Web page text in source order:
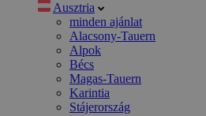
Ausztria
minden ajánlat
Alacsony-Tauern
Alpok
Bécs
Magas-Tauern
Karintia
Stájerország